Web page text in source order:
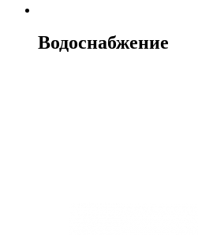
Водоснабжение